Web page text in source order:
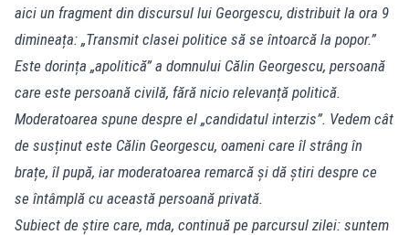
aici un fragment din discursul lui Georgescu, distribuit la ora 9
dimineața: „Transmit clasei politice să se întoarcă la popor.”
Este dorința „apolitică” a domnului Călin Georgescu, persoană
care este persoană civilă, fără nicio relevanță politică.
Moderatoarea spune despre el „candidatul interzis”. Vedem cât
de susținut este Călin Georgescu, oameni care îl strâng în
brațe, îl pupă, iar moderatoarea remarcă și dă știri despre ce
se întâmplă cu această persoană privată.
Subiect de știre care, mda, continuă pe parcursul zilei: suntem